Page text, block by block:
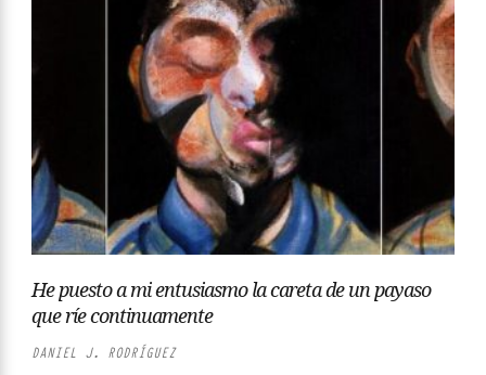
He puesto a mi entusiasmo la careta de un payaso
que ríe continuamente
DANIEL J. RODRÍGUEZ